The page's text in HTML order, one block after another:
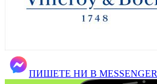
ПИШЕТЕ НИ В MESSENGER